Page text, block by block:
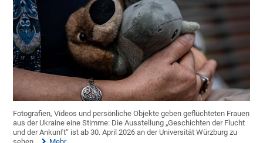
Fotografien, Videos und persönliche Objekte geben geflüchteten Frauen
aus der Ukraine eine Stimme: Die Ausstellung „Geschichten der Flucht
und der Ankunft“ ist ab 30. April 2026 an der Universität Würzburg zu